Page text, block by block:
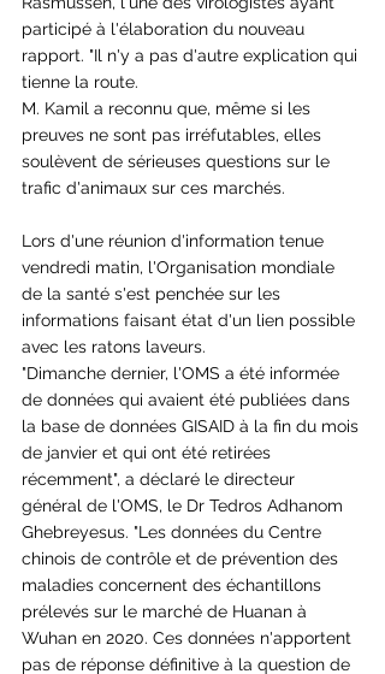
participé à l'élaboration du nouveau
rapport. "Il n'y a pas d'autre explication qui
tienne la route.
M. Kamil a reconnu que, même si les
preuves ne sont pas irréfutables, elles
soulèvent de sérieuses questions sur le
trafic d'animaux sur ces marchés.
Lors d'une réunion d'information tenue
vendredi matin, l'Organisation mondiale
de la santé s'est penchée sur les
informations faisant état d'un lien possible
avec les ratons laveurs.
"Dimanche dernier, l'OMS a été informée
de données qui avaient été publiées dans
la base de données GISAID à la fin du mois
de janvier et qui ont été retirées
récemment", a déclaré le directeur
général de l'OMS, le Dr Tedros Adhanom
Ghebreyesus. "Les données du Centre
chinois de contrôle et de prévention des
maladies concernent des échantillons
prélevés sur le marché de Huanan à
Wuhan en 2020. Ces données n'apportent
pas de réponse définitive à la question de